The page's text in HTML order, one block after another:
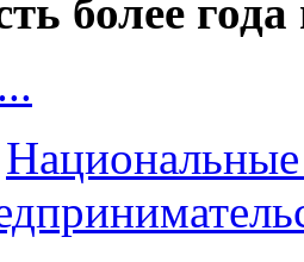
более